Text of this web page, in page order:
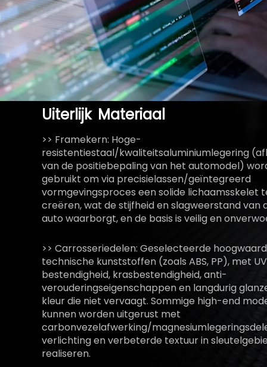
Uiterlijk Materiaal
>> Framekern: Hoge-
resistentiestaal/kwaliteitsaluminiumlegering
van de positiebepaling van het automodel)
gebruikt om via precisielassen/geïntegreerd
vormgevingsproces een solide lichaamsskelet
creëren, wat de stijfheid en slagweerstand van
auto waarborgt, en de basis is veilig en
>> Carrosseriedelen: Geselecteerde
technische kunststoffen (zoals ABS, PP), met
bestendigheid, krasbestendigheid, anti-
verouderingseigenschappen en langdurig
kleur die niet vervaagt. Sommige high-end
kunnen worden uitgerust met
carbonvezelafwerking/
verlichting en verbeterde textuur in
realiseren.